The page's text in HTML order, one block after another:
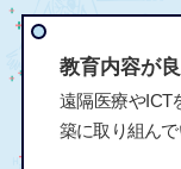
教育内容が
遠隔医療やICT
築に取り組んで